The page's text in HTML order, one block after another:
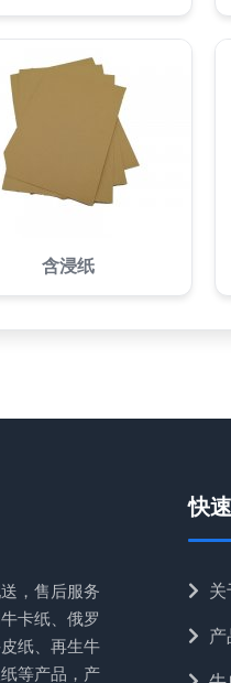
含浸纸
，售后服务
卡纸、俄罗
纸、再生牛
等产品，产
快
关
产